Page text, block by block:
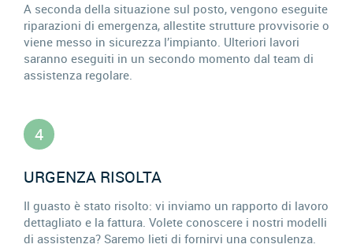
A seconda della situazione sul posto, vengono eseguite
riparazioni di emergenza, allestite strutture provvisorie o
viene messo in sicurezza l’impianto. Ulteriori lavori
saranno eseguiti in un secondo momento dal team di
assistenza regolare.
4
URGENZA RISOLTA
Il guasto è stato risolto: vi inviamo un rapporto di lavoro
dettagliato e la fattura. Volete conoscere i nostri modelli
di assistenza? Saremo lieti di fornirvi una consulenza.